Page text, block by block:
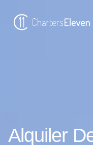
Alquiler